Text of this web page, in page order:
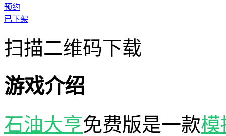
预约
已下架
扫描二维码下载
游戏介绍
石油大亨免费版是一款模